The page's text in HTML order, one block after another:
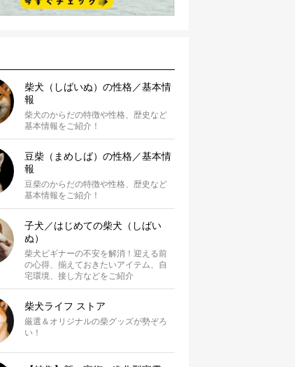
柴犬（しばいぬ）の性格／基本情
報
柴犬のからだの特徴や性格、歴史など
基本情報をご紹介！
豆柴（まめしば）の性格／基本情
報
豆柴のからだの特徴や性格、歴史など
基本情報をご紹介！
子犬／はじめての柴犬（しばい
ぬ）
柴犬ビギナーの不安を解消！迎える前
の心得、揃えておきたいアイテム、自
宅環境、接し方などをご紹介
柴犬ライフ ストア
厳選＆オリジナルの柴グッズが勢ぞろ
い！